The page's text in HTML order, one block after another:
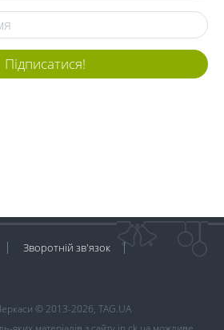
Підписатися!
Зворотній зв'язок
© 2013-2026, TAG.UA